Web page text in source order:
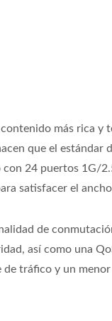
más rica
que el estándar
24 puertos 1G/
satisfacer el
de
así como una
tráfico y un
L2+